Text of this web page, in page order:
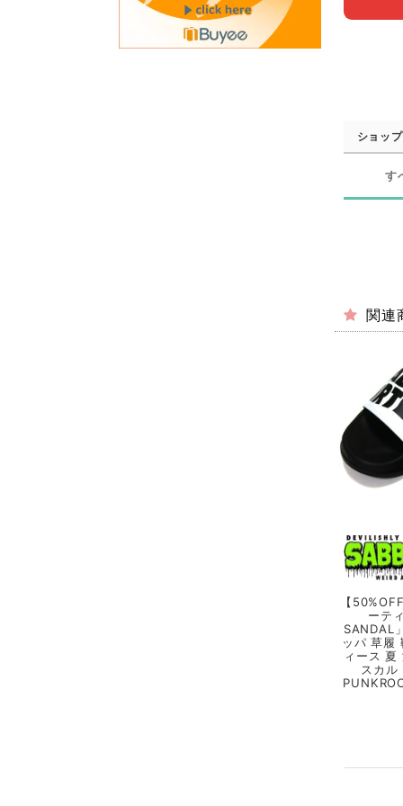
ショッ
す
関連
【
ーテ
SANDAL
ッパ 草履
ィース
スカル